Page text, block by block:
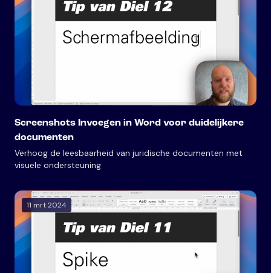
Screenshots Invoegen in Word voor duidelijkere
documenten
Verhoog de leesbaarheid van juridische documenten met
visuele ondersteuning
11 mrt 2024